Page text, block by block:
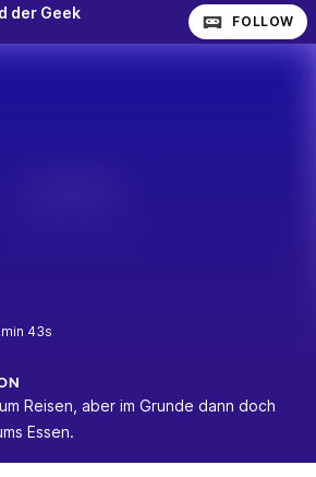
der Geek FOLLOW
43s
Reisen, aber im Grunde dann doch
Essen.